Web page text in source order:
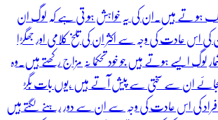
لک ہو تے ہیں۔ان کی یہ خواہش ہو تی ہے کہ لوگ ان
عادت کی وجہ سے اکثر ان کی تلخ کلامی اور جھگڑا
لوگ ایسے ہوتے ہیں جو خود تحکما نہ مزاج رکھتے ہیں۔وہ
ان سے سختی سے پیش آتے ہیں ،یوں بات بگڑ
کی اس عادت کی وجہ سے ان سے دور رہنے لگتے ہیں